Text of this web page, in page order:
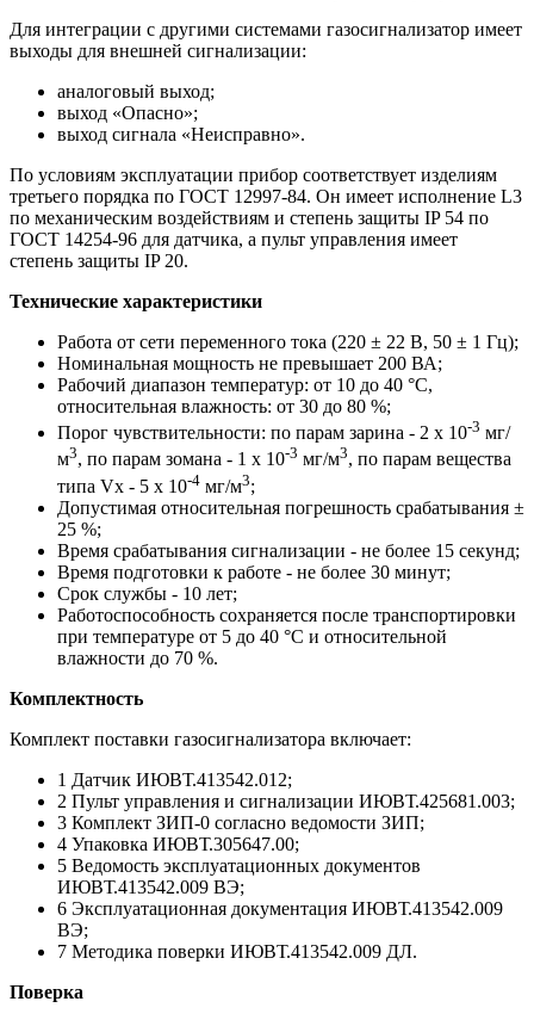
Для интеграции с другими системами газосигнализатор имеет
выходы для внешней сигнализации:
аналоговый выход;
выход «Опасно»;
выход сигнала «Неисправно».
По условиям эксплуатации прибор соответствует изделиям
третьего порядка по ГОСТ 12997-84. Он имеет исполнение L3
по механическим воздействиям и степень защиты IP 54 по
ГОСТ 14254-96 для датчика, а пульт управления имеет
степень защиты IP 20.
Технические характеристики
Работа от сети переменного тока (220 ± 22 В, 50 ± 1 Гц);
Номинальная мощность не превышает 200 ВА;
Рабочий диапазон температур: от 10 до 40 °C,
относительная влажность: от 30 до 80 %;
Порог чувствительности: по парам зарина - 2 х 10-3 мг/
м3, по парам зомана - 1 х 10-3 мг/м3, по парам вещества
типа Vx - 5 х 10-4 мг/м3;
Допустимая относительная погрешность срабатывания ±
25 %;
Время срабатывания сигнализации - не более 15 секунд;
Время подготовки к работе - не более 30 минут;
Срок службы - 10 лет;
Работоспособность сохраняется после транспортировки
при температуре от 5 до 40 °C и относительной
влажности до 70 %.
Комплектность
Комплект поставки газосигнализатора включает:
1 Датчик ИЮВТ.413542.012;
2 Пульт управления и сигнализации ИЮВТ.425681.003;
3 Комплект ЗИП-0 согласно ведомости ЗИП;
4 Упаковка ИЮВТ.305647.00;
5 Ведомость эксплуатационных документов
ИЮВТ.413542.009 ВЭ;
6 Эксплуатационная документация ИЮВТ.413542.009
ВЭ;
7 Методика поверки ИЮВТ.413542.009 ДЛ.
Поверка